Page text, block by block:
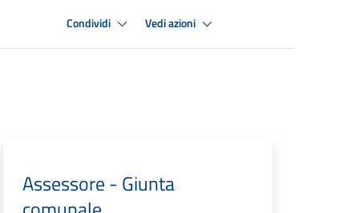
Condividi Vedi azioni
Assessore - Giunta